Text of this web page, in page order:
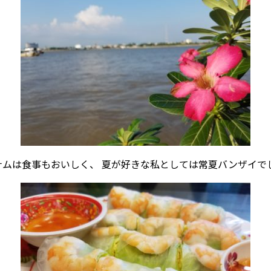
は食事もおいしく、 夏が好きな私としては常夏バンザイで